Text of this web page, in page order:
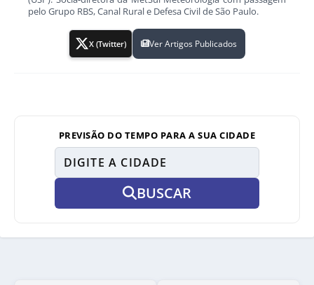
pelo Grupo RBS, Canal Rural e Defesa Civil de São Paulo.
X (Twitter) Ver Artigos Publicados
PREVISÃO DO TEMPO PARA A SUA CIDADE
BUSCAR